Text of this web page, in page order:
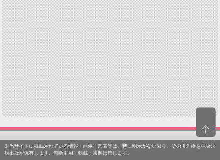
※当サイトに掲載されている情報・画像・図表等は、特に明示がない限り、その著作権を中央法
規出版が保有します。無断引用・転載・複製は禁じます。